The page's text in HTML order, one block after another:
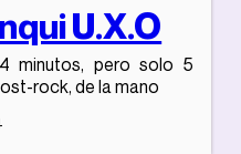
U.X.O
minutos, pero solo 5
rock, de la mano